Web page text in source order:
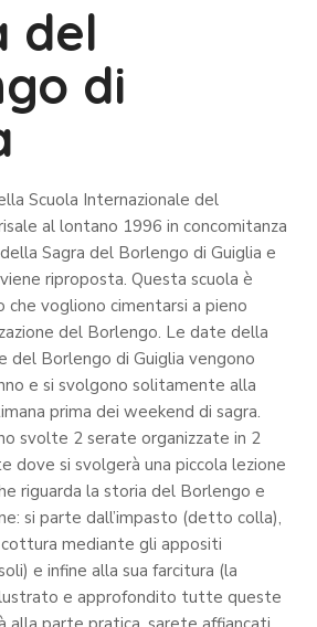
del
di
Scuola Internazionale del
al lontano 1996 in concomitanza
Sagra del Borlengo di Guiglia e
riproposta. Questa scuola è
vogliono cimentarsi a pieno
del Borlengo. Le date della
del Borlengo di Guiglia vengono
e si svolgono solitamente alla
prima dei weekend di sagra.
svolte 2 serate organizzate in 2
dove si svolgerà una piccola lezione
riguarda la storia del Borlengo e
si parte dall’impasto (detto colla),
mediante gli appositi
e infine alla sua farcitura (la
e approfondito tutte queste